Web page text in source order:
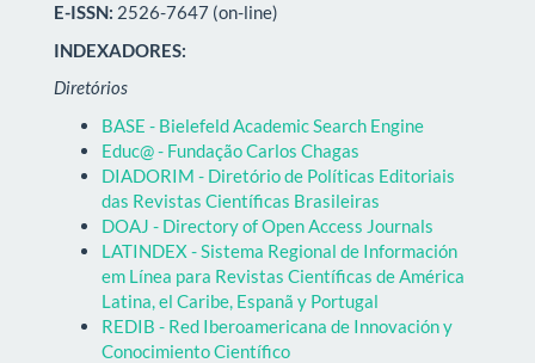
E-ISSN: 2526-7647 (on-line)
INDEXADORES:
Diretórios
BASE - Bielefeld Academic Search Engine
Educ@ - Fundação Carlos Chagas
DIADORIM - Diretório de Políticas Editoriais
das Revistas Científicas Brasileiras
DOAJ - Directory of Open Access Journals
LATINDEX - Sistema Regional de Información
em Línea para Revistas Científicas de América
Latina, el Caribe, Espanã y Portugal
REDIB - Red Iberoamericana de Innovación y
Conocimiento Científico